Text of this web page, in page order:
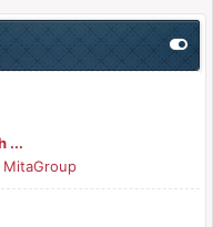
...
MitaGroup